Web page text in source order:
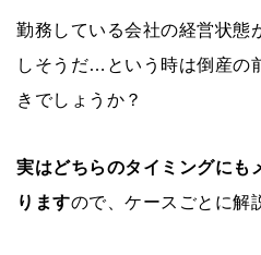
勤務している会社の経営状態
しそうだ…という時は倒産の
きでしょうか？
実はどちらのタイミングにも
りますので、ケースごとに解